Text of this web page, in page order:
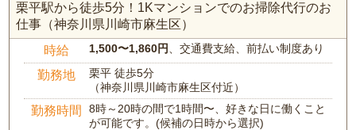
栗平駅から徒歩5分！1Kマンションでのお掃除代行のお
仕事（神奈川県川崎市麻生区）
時給 1,500〜1,860円 、交通費支給、前払い制度あり
勤務地
栗平 徒歩5分
（神奈川県川崎市麻生区付近）
勤務時間
8時～20時の間で1時間〜、好きな日に働くこと
が可能です。(候補の日時から選択)